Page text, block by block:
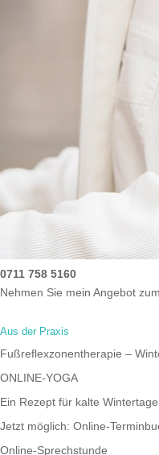
0711 758 5160
Nehmen Sie mein Angebot
Aus der Praxis
Fußreflexzonentherapie –
ONLINE-YOGA
Ein Rezept für kalte
Jetzt möglich: Online-
Online-Sprechstunde